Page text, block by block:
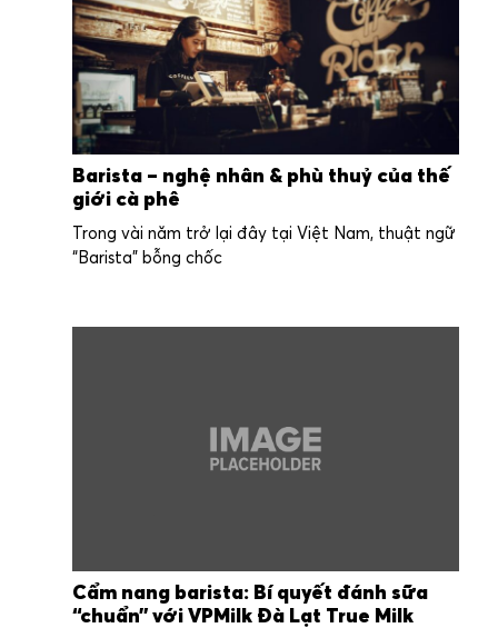
Barista – nghệ nhân & phù thuỷ của thế
giới cà phê
Trong vài năm trở lại đây tại Việt Nam, thuật ngữ
“Barista” bỗng chốc
Cẩm nang barista: Bí quyết đánh sữa
“chuẩn” với VPMilk Đà Lạt True Milk